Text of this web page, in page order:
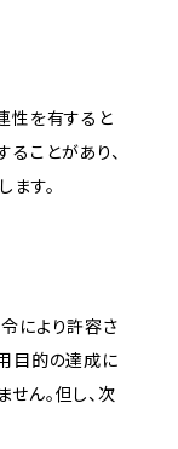
性を有すると
ことがあり、
す。
により許容さ
目的の達成に
ん。但し、次